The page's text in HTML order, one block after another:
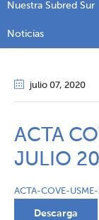
Nuestra Subred Sur
Noticias
julio 07, 2020
ACTA
JULIO
ACTA-COVE-
Descarga